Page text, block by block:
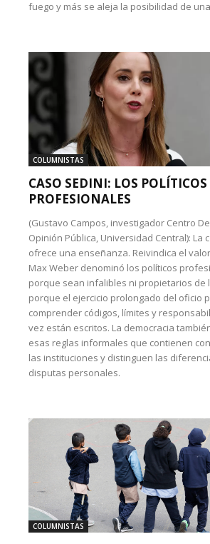
fuego y más se aleja la posibilidad de
COLUMNISTAS
CASO SEDINI: LOS POLÍTICOS
PROFESIONALES
(Gustavo Campos, investigador Centro
Opinión Pública, Universidad Central): La
ofrece una enseñanza. Reivindica el
Max Weber denominó los políticos
porque sean infalibles ni propietarios de
porque el ejercicio prolongado del oficio
comprender códigos, límites y
vez están escritos. La democracia
esas reglas informales que contienen
las instituciones y distinguen las
disputas personales.
COLUMNISTAS